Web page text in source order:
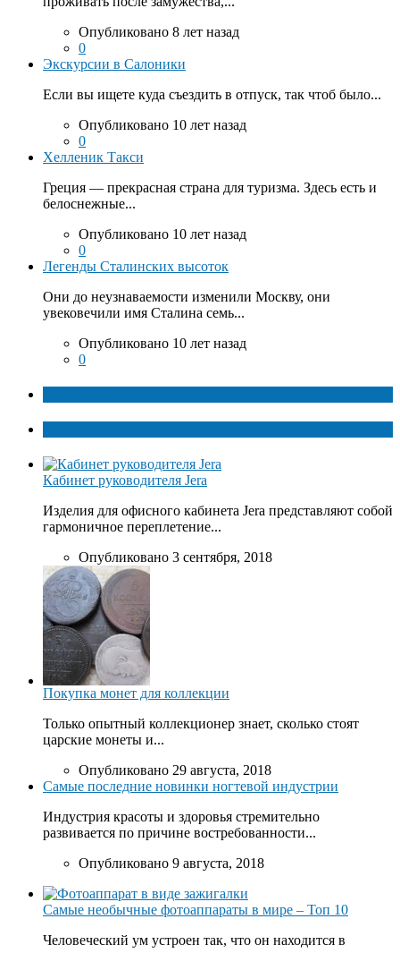
Опубликовано 8 лет назад
0
Экскурсии в Салоники
Если вы ищете куда съездить в отпуск, так чтоб было...
Опубликовано 10 лет назад
0
Хелленик Такси
Греция — прекрасная страна для туризма. Здесь есть и
белоснежные...
Опубликовано 10 лет назад
0
Легенды Сталинских высоток
Они до неузнаваемости изменили Москву, они
увековечили имя Сталина семь...
Опубликовано 10 лет назад
0
Кабинет руководителя Jera
Изделия для офисного кабинета Jera представляют собой
гармоничное переплетение...
Опубликовано 3 сентября, 2018
Покупка монет для коллекции
Только опытный коллекционер знает, сколько стоят
царские монеты и...
Опубликовано 29 августа, 2018
Самые последние новинки ногтевой индустрии
Индустрия красоты и здоровья стремительно
развивается по причине востребованности...
Опубликовано 9 августа, 2018
Самые необычные фотоаппараты в мире – Топ 10
Человеческий ум устроен так, что он находится в